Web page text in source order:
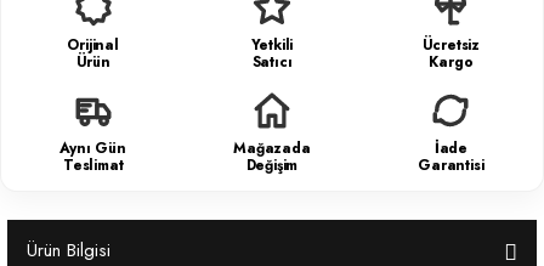
Orijinal
Ürün
Yetkili
Satıcı
Ücretsiz
Kargo
Aynı Gün
Teslimat
Mağazada
Değişim
İade
Garantisi
Ürün Bilgisi